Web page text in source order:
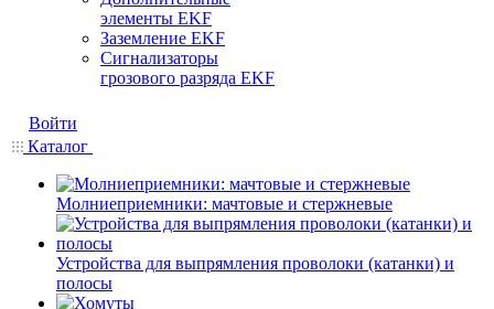
элементы EKF
Заземление EKF
Сигнализаторы
грозового разряда EKF
Войти
Каталог
Молниеприемники: мачтовые и стержневые
Устройства для выпрямления проволоки (катанки) и
полосы